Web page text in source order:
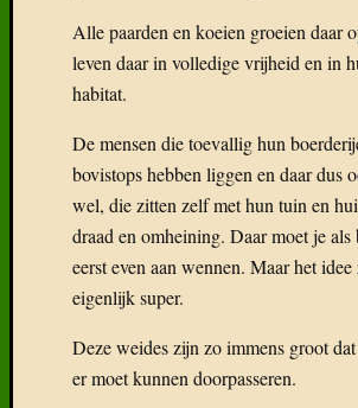
Het grote voordeel? Er zijn er
niet de minste zou ik durven zeggen!
het doorgaand verkeer is
kijken naar dieren die kunnen
of die langs de weg liggen te
het verkeer gebeurt er dus
trager
de paarden en koeien zijn van
de paarden groeien op in
natuurlijk milieu en krijgen van